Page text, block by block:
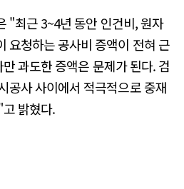
"최근 3~4년 동안 인건비, 원자
요청하는 공사비 증액이 전혀 근
과도한 증액은 문제가 된다. 검
공사 사이에서 적극적으로 중재
밝혔다.